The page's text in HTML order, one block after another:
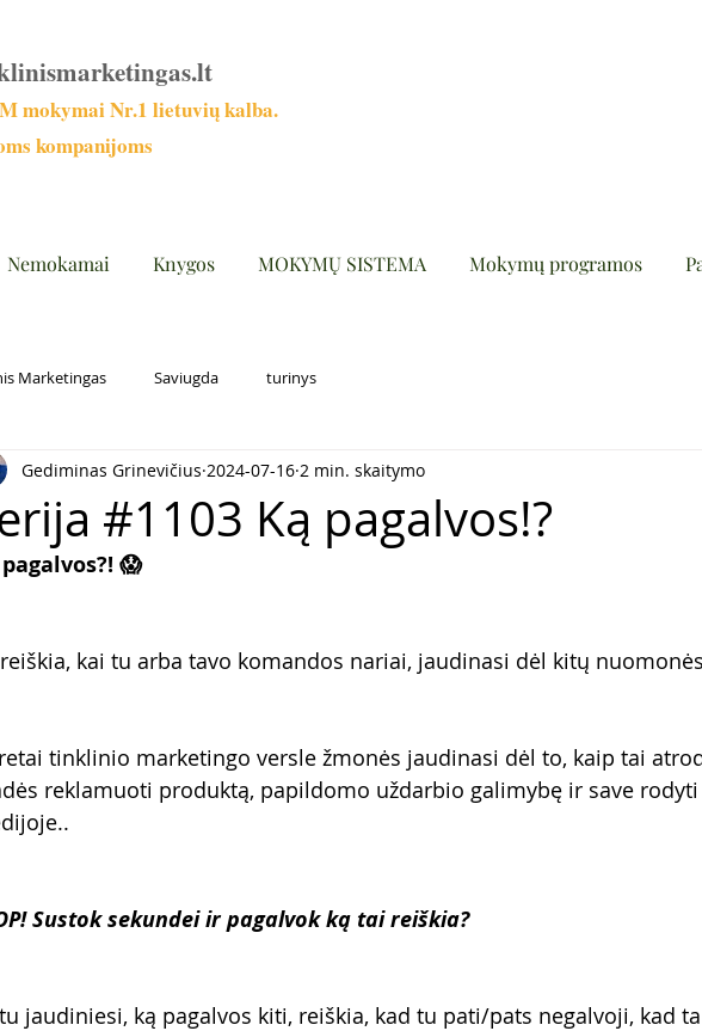
mokymai Nr.1 lietuvių kalba.
kompanijoms
Nemokamai Knygos MOKYMŲ SISTEMA Mokymų programos
Marketingas Saviugda turinys
#1103 Ką pagalvos!?
Gediminas Grinevičius 2024-07-16 2 min. skaitymo
😱
kai tu arba tavo komandos nariai, jaudinasi dėl kitų
tinklinio marketingo versle žmonės jaudinasi dėl to, kaip tai
reklamuoti produktą, papildomo uždarbio galimybę ir save
Sustok sekundei ir pagalvok ką tai reiškia?
jaudiniesi, ką pagalvos kiti, reiškia, kad tu pati/pats negalvoji, kad